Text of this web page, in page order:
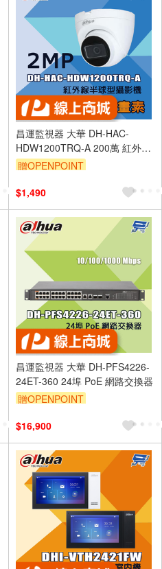
昌運監視器 大華 DH-HAC-
HDW1200TRQ-A 200萬 紅外線
半球型攝影機
贈OPENPOINT
$1,490
昌運監視器 大華 DH-PFS4226-
24ET-360 24埠 PoE 網路交換器
贈OPENPOINT
$16,900